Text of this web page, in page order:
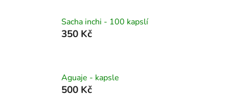
Sacha inchi - 100 kapslí
350 Kč
Aguaje - kapsle
500 Kč